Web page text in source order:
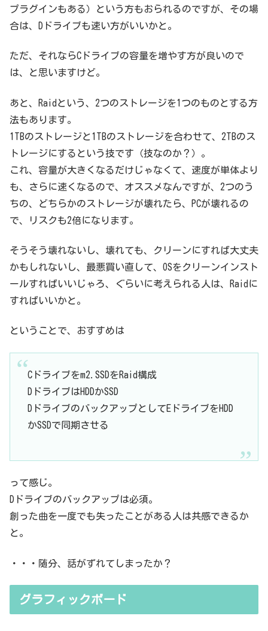
プラグインもある）という方もおられるのですが、その場
合は、Dドライブも速い方がいいかと。
ただ、それならCドライブの容量を増やす方が良いので
は、と思いますけど。
あと、Raidという、2つのストレージを1つのものとする方
法もあります。
1TBのストレージと1TBのストレージを合わせて、2TBのス
トレージにするという技です（技なのか？）。
これ、容量が大きくなるだけじゃなくて、速度が単体より
も、さらに速くなるので、オススメなんですが、2つのう
ちの、どちらかのストレージが壊れたら、PCが壊れるの
で、リスクも2倍になります。
そうそう壊れないし、壊れても、クリーンにすれば大丈夫
かもしれないし、最悪買い直して、OSをクリーンインスト
ールすればいいじゃろ、ぐらいに考えられる人は、Raidに
すればいいかと。
ということで、おすすめは
Cドライブをm2.SSDをRaid構成
DドライブはHDDかSSD
DドライブのバックアップとしてEドライブをHDD
かSSDで同期させる
って感じ。
Dドライブのバックアップは必須。
創った曲を一度でも失ったことがある人は共感できるか
と。
・・・随分、話がずれてしまったか？
グラフィックボード